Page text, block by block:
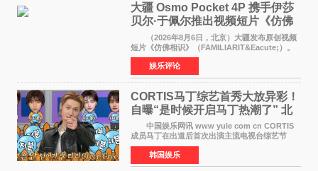
大疆 Osmo Pocket 4P 携手伊莎
贝尔·于佩尔推出视频短片《仿佛
相识》
（2026年8月6日，北京）大疆发布原创视频
短片《仿佛相识》（FAMILIARIT&Eacute;）。
视频短片由戛纳国际电影节最佳女演员伊莎贝尔·
于佩尔（Isabelle Huppert）主演，全程使用大
疆首款双主摄口
娱乐评论
CORTIS马丁综艺首秀大放异彩！
自曝“是时候开启马丁热潮了” 北
美巡演火热进行中
中国娱乐网讯 www yule com cn CORTIS
成员马丁在出道后首次出演主流电视台综艺节
目，展现了多才多艺的魅力。 马丁出演了5日
播出的MBC《Radio Star》Fashion与Passion
之间，I&lsquo;m
韩国娱乐